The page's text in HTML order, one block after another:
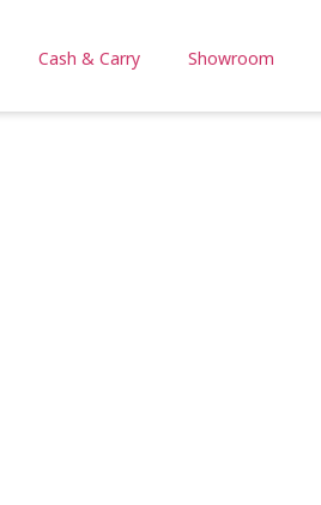
Cash & Carry Showroom